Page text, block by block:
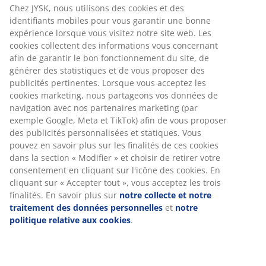
intéresser.
Nous traitons vos informations avec attention.
En lire plus sur notre politique de protection des données
personnelles.
FAQ
Comment mettre à jour les informations de mon profil ?
À quelle fréquence JYSK organise-t-il des compétitions et
des matchs ?
Où puis-je trouver la liste des gagnants des cartes-cadeaux
mensuelles, des concours et des jeux ?
Chez JYSK, nous utilisons des cookies et des
identifiants mobiles pour vous garantir une bonne
expérience lorsque vous visitez notre site web. Les
cookies collectent des informations vous concernant
afin de garantir le bon fonctionnement du site, de
générer des statistiques et de vous proposer des
publicités pertinentes. Lorsque vous acceptez les
cookies marketing, nous partageons vos données de
navigation avec nos partenaires marketing (par
exemple Google, Meta et TikTok) afin de vous proposer
des publicités personnalisées et statiques. Vous
pouvez en savoir plus sur les finalités de ces cookies
dans la section « Modifier » et choisir de retirer votre
consentement en cliquant sur l'icône des cookies. En
cliquant sur « Accepter tout », vous acceptez les trois
finalités. En savoir plus sur notre collecte et notre
traitement des données personnelles et notre
politique relative aux cookies.